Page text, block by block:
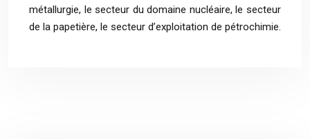
métallurgie, le secteur du domaine nucléaire, le secteur
de la papetière, le secteur d’exploitation de pétrochimie.